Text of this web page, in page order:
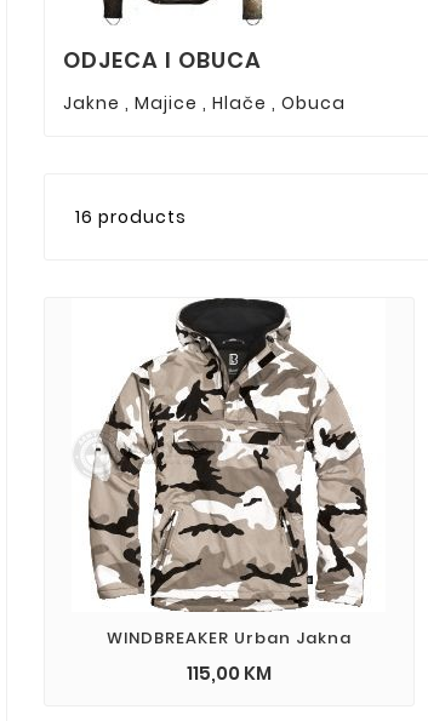
ODJECA I OBUCA
Jakne , Majice , Hlače , Obuca
16 products
WINDBREAKER Urban Jakna
115,00 KM